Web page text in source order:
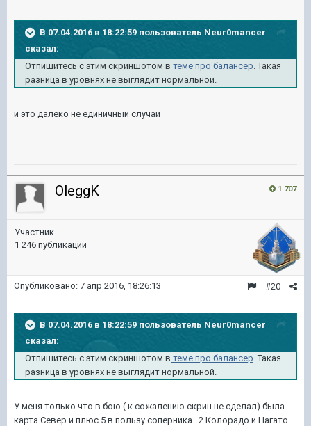
В 07.04.2016 в 18:22:59 пользователь Neur0mancer
сказал:
Отпишитесь с этим скриншотом в теме про балансер. Такая
разница в уровнях не выглядит нормальной.
и это далеко не единичный случай
1 707
OleggK
Участник
1 246 публикаций
#20
Опубликовано: 7 апр 2016, 18:26:13
В 07.04.2016 в 18:22:59 пользователь Neur0mancer
сказал:
Отпишитесь с этим скриншотом в теме про балансер. Такая
разница в уровнях не выглядит нормальной.
У меня только что в бою ( к сожалению скрин не сделал) была
карта Север и плюс 5 в пользу соперника. 2 Колорадо и Нагато